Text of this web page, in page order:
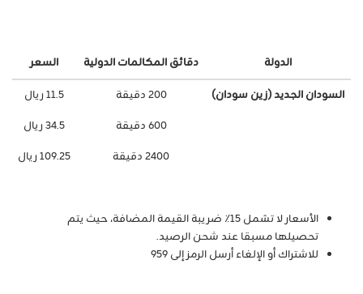
الدولة دقائق المكالمات الدولية
السعر
السودان الجديد (زين سودان)
200 دقيقة
11.5 ريال
600 دقيقة
34.5 ريال
2400 دقيقة
109.25 ريال
الأسعار لا تشمل 15٪ ضريبة القيمة المضافة، حيث يتم
تحصيلها مسبقا عند شحن الرصيد.
للاشتراك أو الإلغاء أرسل الرمز إلى 959